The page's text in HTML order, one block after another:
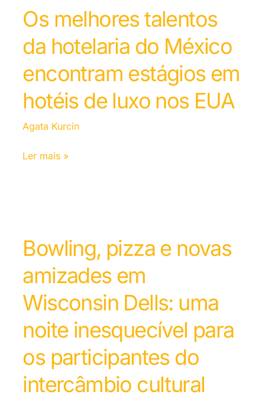
Os melhores talentos
da hotelaria do México
encontram estágios em
hotéis de luxo nos EUA
Agata Kurcin
Ler mais »
Bowling, pizza e novas
amizades em
Wisconsin Dells: uma
noite inesquecível para
os participantes do
intercâmbio cultural